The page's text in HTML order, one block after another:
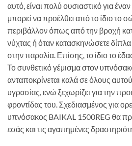
αυτό, είναι πολύ ουσιαστικό για
μπορεί να προέλθει από το ίδιο το
περιβάλλον όπως από την βροχή
νύχτας ή όταν κατασκηνώσετε δίπλα
στην παραλία. Επίσης, το ίδιο το
Το συνθετικό γέμισμα στον
ανταποκρίνεται καλά σε όλους
υγρασίας, ενώ ξεχωρίζει για την
φροντίδας του. Σχεδιασμένος για
υπνόσακος BAIKAL 1500REG θα
εσάς και τις αγαπημένες